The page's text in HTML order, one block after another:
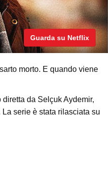
Guarda su Netflix
morto. E quando viene
da Selçuk Aydemir,
serie è stata rilasciata su